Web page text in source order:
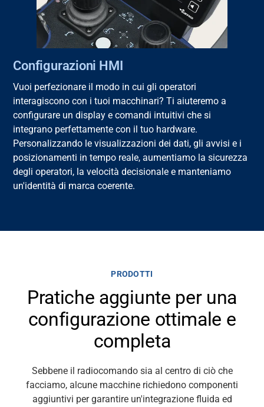
Configurazioni HMI
Vuoi perfezionare il modo in cui gli operatori
interagiscono con i tuoi macchinari? Ti aiuteremo a
configurare un display e comandi intuitivi che si
integrano perfettamente con il tuo hardware.
Personalizzando le visualizzazioni dei dati, gli avvisi e i
posizionamenti in tempo reale, aumentiamo la sicurezza
degli operatori, la velocità decisionale e manteniamo
un'identità di marca coerente.
PRODOTTI
Pratiche aggiunte per una
configurazione ottimale e
completa
Sebbene il radiocomando sia al centro di ciò che
facciamo, alcune macchine richiedono componenti
aggiuntivi per garantire un'integrazione fluida ed